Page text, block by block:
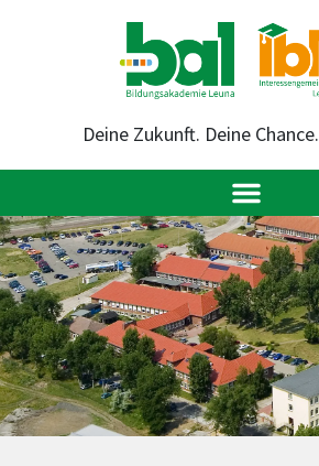
Deine Zukunft. Deine